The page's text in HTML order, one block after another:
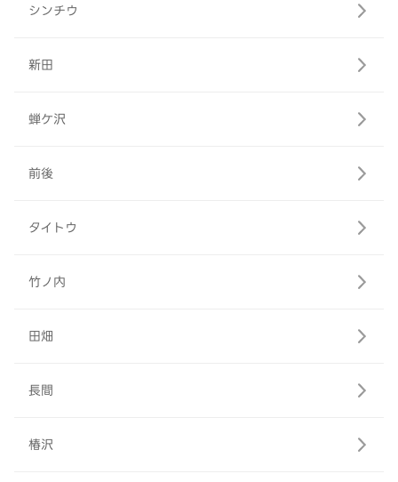
シンチウ
新田
蝉ケ沢
前後
タイトウ
竹ノ内
田畑
長間
椿沢